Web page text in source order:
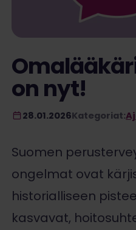
on nyt!
28.01.2026Kategoriat:
Suomen
ongelmat ovat
historialliseen
kasvavat,